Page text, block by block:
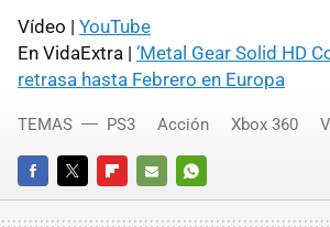
Vídeo | YouTube
En VidaExtra | ‘Metal Gear Solid HD
retrasa hasta Febrero en Europa
FACEBOOKTWITTERFLIPBOARD
E-
WHATSAPP
TEMAS PS3 Acción Xbox 360